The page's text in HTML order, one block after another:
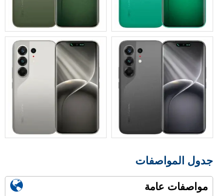
جدول المواصفات
مواصفات عامة